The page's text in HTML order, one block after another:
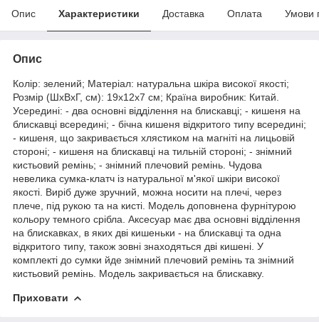
Опис Характеристики Доставка Оплата Умови
Опис
Колір: зелений; Матеріал: натуральна шкіра високої якості;
Розмір (ШхВхГ, см): 19х12х7 см; Країна виробник: Китай.
Усередині: - два основні відділення на блискавці; - кишеня на
блискавці всередині; - бічна кишеня відкритого типу всередині;
- кишеня, що закривається хлястиком на магніті на лицьовій
стороні; - кишеня на блискавці на тильній стороні; - знімний
кистьовий ремінь; - знімний плечовий ремінь. Чудова
невелика сумка-клатч із натуральної м'якої шкіри високої
якості. Виріб дуже зручний, можна носити на плечі, через
плече, під рукою та на кисті. Модель доповнена фурнітурою
кольору темного срібла. Аксесуар має два основні відділення
на блискавках, в яких дві кишеньки - на блискавці та одна
відкритого типу, також зовні знаходяться дві кишені. У
комплекті до сумки йде знімний плечовий ремінь та знімний
кистьовий ремінь. Модель закривається на блискавку.
Приховати